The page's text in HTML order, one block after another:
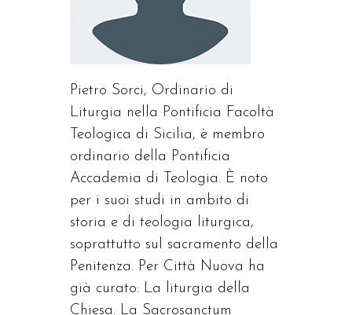
Pietro Sorci, Ordinario di
Liturgia nella Pontificia Facoltà
Teologica di Sicilia, è membro
ordinario della Pontificia
Accademia di Teologia. È noto
per i suoi studi in ambito di
storia e di teologia liturgica,
soprattutto sul sacramento della
Penitenza. Per Città Nuova ha
già curato: La liturgia della
Chiesa. La Sacrosanctum